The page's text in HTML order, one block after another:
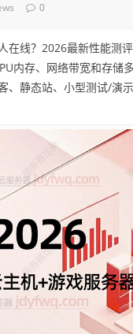
0
在线？2026最新性能测
内存、网络带宽和存储
、静态站、小型测试/演